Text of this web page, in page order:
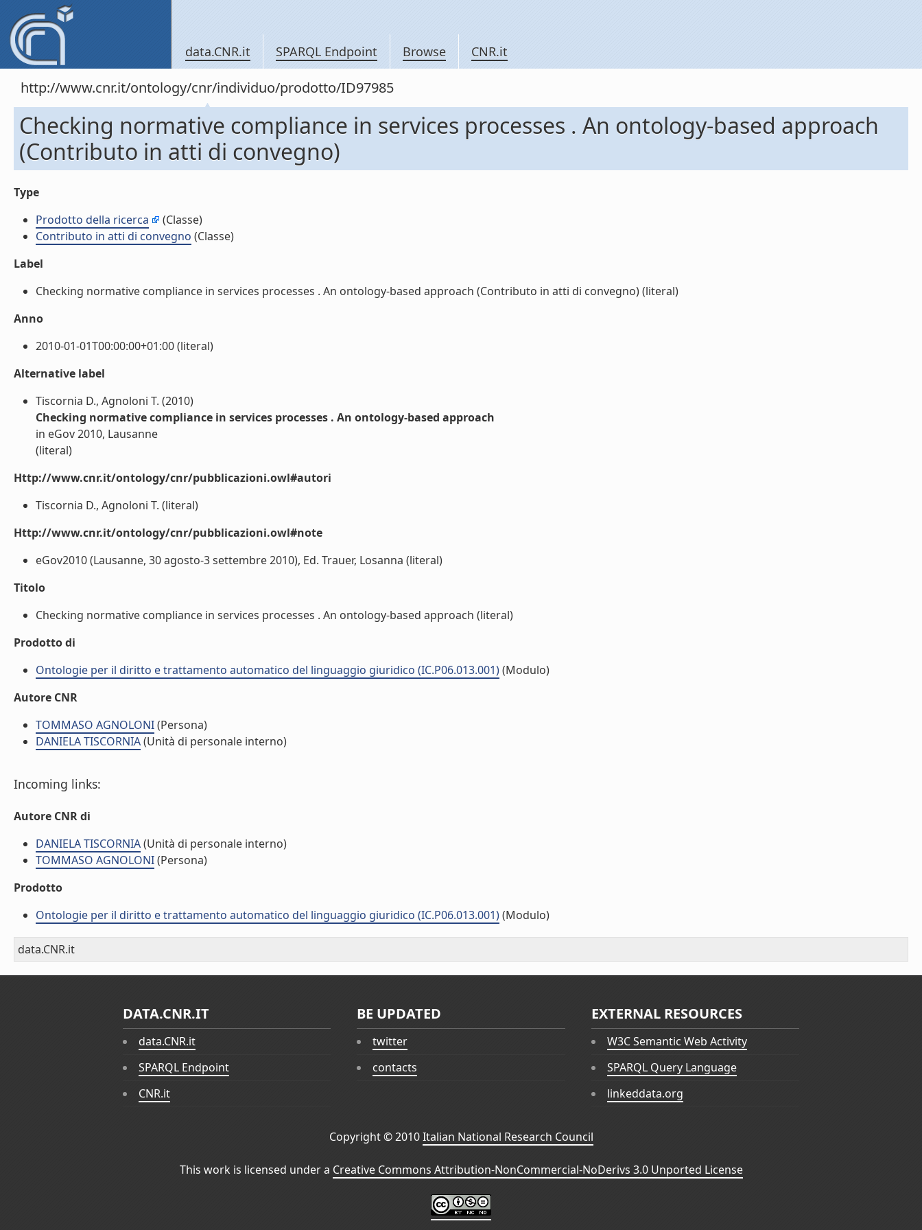
data.CNR.it SPARQL Endpoint Browse CNR.it
http://www.cnr.it/ontology/cnr/individuo/prodotto/ID97985
Checking normative compliance in services processes . An ontology-based approach
(Contributo in atti di convegno)
Type
Prodotto della ricerca
(Classe)
Contributo in atti di convegno (Classe)
Label
Checking normative compliance in services processes . An ontology-based approach (Contributo in atti di convegno) (literal)
Anno
2010-01-01T00:00:00+01:00 (literal)
Alternative label
Tiscornia D., Agnoloni T. (2010)
Checking normative compliance in services processes . An ontology-based approach
in eGov 2010, Lausanne
(literal)
Http://www.cnr.it/ontology/cnr/pubblicazioni.owl#autori
Tiscornia D., Agnoloni T. (literal)
Http://www.cnr.it/ontology/cnr/pubblicazioni.owl#note
eGov2010 (Lausanne, 30 agosto-3 settembre 2010), Ed. Trauer, Losanna (literal)
Titolo
Checking normative compliance in services processes . An ontology-based approach (literal)
Prodotto di
Ontologie per il diritto e trattamento automatico del linguaggio giuridico (IC.P06.013.001)(Modulo)
Autore CNR
TOMMASO AGNOLONI(Persona)
DANIELA TISCORNIA(Unità di personale interno)
Incoming links:
Autore CNR di
DANIELA TISCORNIA(Unità di personale interno)
TOMMASO AGNOLONI(Persona)
Prodotto
Ontologie per il diritto e trattamento automatico del linguaggio giuridico (IC.P06.013.001)(Modulo)
data.CNR.it
DATA.CNR.IT
data.CNR.it
SPARQL Endpoint
CNR.it
BE UPDATED
twitter
contacts
EXTERNAL RESOURCES
W3C Semantic Web Activity
SPARQL Query Language
linkeddata.org
Copyright © 2010Italian National Research Council
This work is licensed under a Creative Commons Attribution-NonCommercial-NoDerivs 3.0 Unported License